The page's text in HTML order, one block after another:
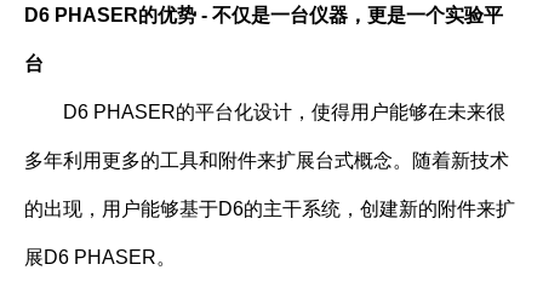
D6 PHASER的优势 - 不仅是一台仪器，更是一个实验平
台
D6 PHASER的平台化设计，使得用户能够在未来很
多年利用更多的工具和附件来扩展台式概念。随着新技术
的出现，用户能够基于D6的主干系统，创建新的附件来扩
展D6 PHASER。